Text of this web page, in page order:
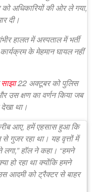
अधिकारियों की ओर ले गया,
दी।
हालत में अस्पताल में भर्ती
के मेहमान घायल नहीं
साझा22 अक्टूबर को पुलिस
उस क्षण का वर्णन किया जब
था।
आए, हमें एहसास हुआ कि
गुजर रहा था। यह वृत्तों में
हॉल ने कहा। “हमने
हो रहा था क्योंकि हमने
आदमी को ट्रैक्टर से बाहर